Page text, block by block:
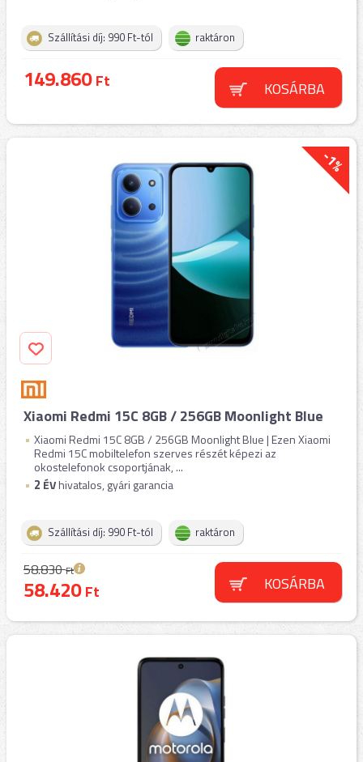
Szállítási díj: 990 Ft-tól raktáron
149.860Ft KOSÁRBA
-1%
Xiaomi Redmi 15C 8GB / 256GB Moonlight Blue
Xiaomi Redmi 15C 8GB / 256GB Moonlight Blue | Ezen Xiaomi
Redmi 15C mobiltelefon szerves részét képezi az
okostelefonok csoportjának, ...
2 ÉVhivatalos, gyári garancia
Szállítási díj: 990 Ft-tól raktáron
58.830Ft
58.420Ft KOSÁRBA